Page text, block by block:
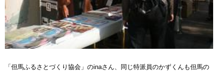
「但馬ふるさとづくり協会」のinaさん、同じ特派員のかずくんも但馬の